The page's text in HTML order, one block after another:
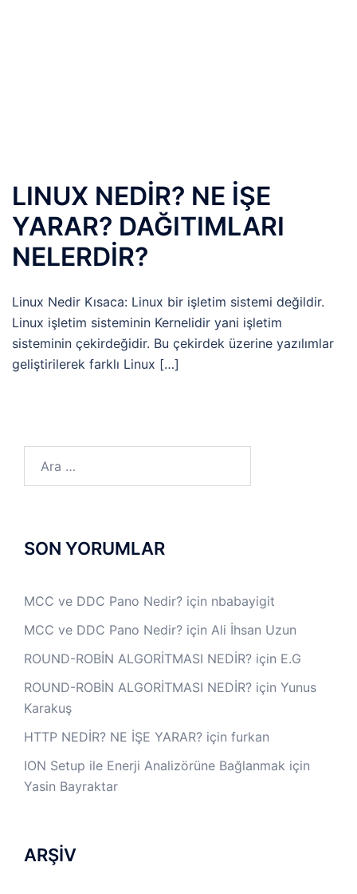
LINUX NEDİR? NE İŞE
YARAR? DAĞITIMLARI
NELERDİR?
Linux Nedir Kısaca: Linux bir işletim sistemi değildir.
Linux işletim sisteminin Kernelidir yani işletim
sisteminin çekirdeğidir. Bu çekirdek üzerine yazılımlar
geliştirilerek farklı Linux […]
SON YORUMLAR
MCC ve DDC Pano Nedir? için nbabayigit
MCC ve DDC Pano Nedir? için Ali İhsan Uzun
ROUND-ROBİN ALGORİTMASI NEDİR? için E.G
ROUND-ROBİN ALGORİTMASI NEDİR? için Yunus
Karakuş
HTTP NEDİR? NE İŞE YARAR? için furkan
ION Setup ile Enerji Analizörüne Bağlanmak için
Yasin Bayraktar
ARŞİV